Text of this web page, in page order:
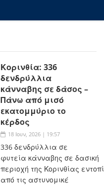
Κορινθία: 336
δενδρύλλια
κάνναβης σε δάσος –
Πάνω από μισό
εκατομμύριο το
κέρδος
18 Ιουν, 2026 | 19:57
336 δενδρύλλια σε
φυτεία κάνναβης σε δασική
περιοχή της Κορινθίας
από τις αστυνομικέ